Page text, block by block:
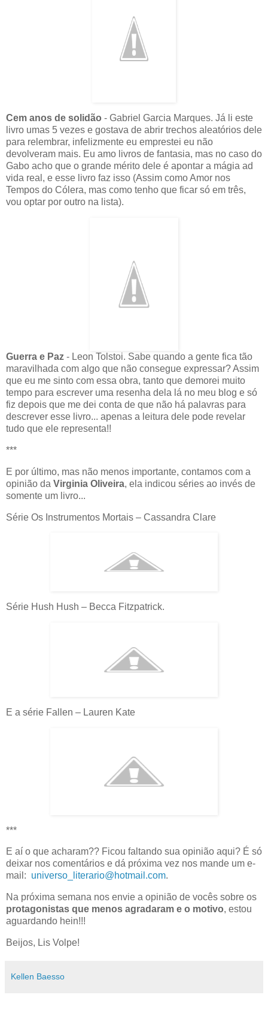
Cem anos de solidão - Gabriel Garcia Marques. Já li este
livro umas 5 vezes e gostava de abrir trechos aleatórios dele
para relembrar, infelizmente eu emprestei eu não
devolveram mais. Eu amo livros de fantasia, mas no caso do
Gabo acho que o grande mérito dele é apontar a mágia ad
vida real, e esse livro faz isso (Assim como Amor nos
Tempos do Cólera, mas como tenho que ficar só em três,
vou optar por outro na lista).
Guerra e Paz - Leon Tolstoi. Sabe quando a gente fica tão
maravilhada com algo que não consegue expressar? Assim
que eu me sinto com essa obra, tanto que demorei muito
tempo para escrever uma resenha dela lá no meu blog e só
fiz depois que me dei conta de que não há palavras para
descrever esse livro... apenas a leitura dele pode revelar
tudo que ele representa!!
***
E por último, mas não menos importante, contamos com a
opinião da Virginia Oliveira, ela indicou séries ao invés de
somente um livro...
Série Os Instrumentos Mortais – Cassandra Clare
Série Hush Hush – Becca Fitzpatrick.
E a série Fallen – Lauren Kate
***
E aí o que acharam?? Ficou faltando sua opinião aqui? É só
deixar nos comentários e dá próxima vez nos mande um e-
mail: universo_literario@hotmail.com.
Na próxima semana nos envie a opinião de vocês sobre os
protagonistas que menos agradaram e o motivo, estou
aguardando hein!!!
Beijos, Lis Volpe!
Kellen Baesso